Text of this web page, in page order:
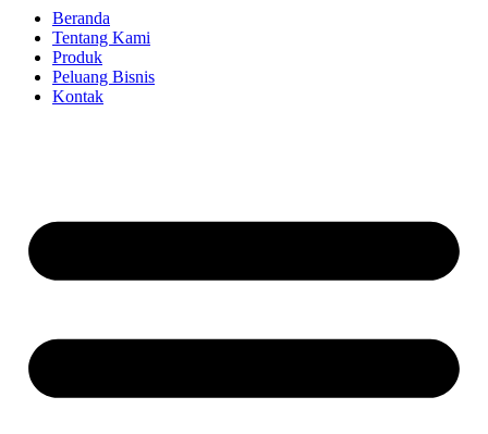
Beranda
Tentang Kami
Produk
Peluang Bisnis
Kontak